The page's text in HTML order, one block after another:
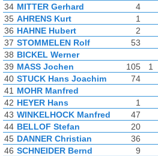
34 MITTER Gerhard 4
35 AHRENS Kurt
1
36 HAHNE Hubert
2
37 STOMMELEN Rolf 53
38 BICKEL Werner
39 MASS Jochen 105 1
40 STUCK Hans Joachim 74
41 MOHR Manfred
42 HEYER Hans
1
43 WINKELHOCK Manfred 47
44 BELLOF Stefan 20
45 DANNER Christian 36
46 SCHNEIDER Bernd
9